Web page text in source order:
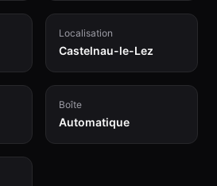
Localisation
Castelnau-le-Lez
Boîte
Automatique